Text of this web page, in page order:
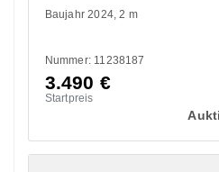
Baujahr 2024 2 m
Nummer: 11238187
3.490 €
Startpreis